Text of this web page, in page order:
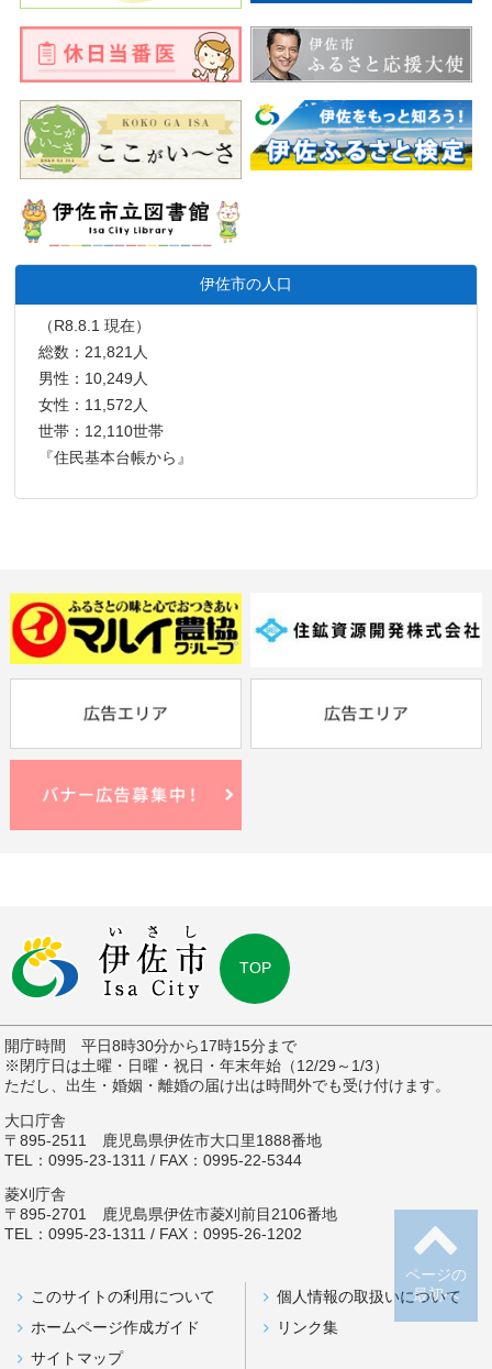
伊佐市の人口
（R8.8.1 現在）
総数：21,821人
男性：10,249人
女性：11,572人
世帯：12,110世帯
『住民基本台帳から』
ページの
最初へ
TOP
開庁時間 平日8時30分から17時15分まで
※閉庁日は土曜・日曜・祝日・年末年始（12/29～1/3）
ただし、出生・婚姻・離婚の届け出は時間外でも受け付けます。
大口庁舎
〒895-2511 鹿児島県伊佐市大口里1888番地
TEL：0995-23-1311 / FAX：0995-22-5344
菱刈庁舎
〒895-2701 鹿児島県伊佐市菱刈前目2106番地
TEL：0995-23-1311 / FAX：0995-26-1202
このサイトの利用について
個人情報の取扱いについて
ホームページ作成ガイド
リンク集
サイトマップ